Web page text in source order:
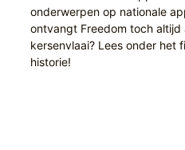
onderwerpen op nationale
ontvangt Freedom toch
kersenvlaai? Lees onder het
historie!